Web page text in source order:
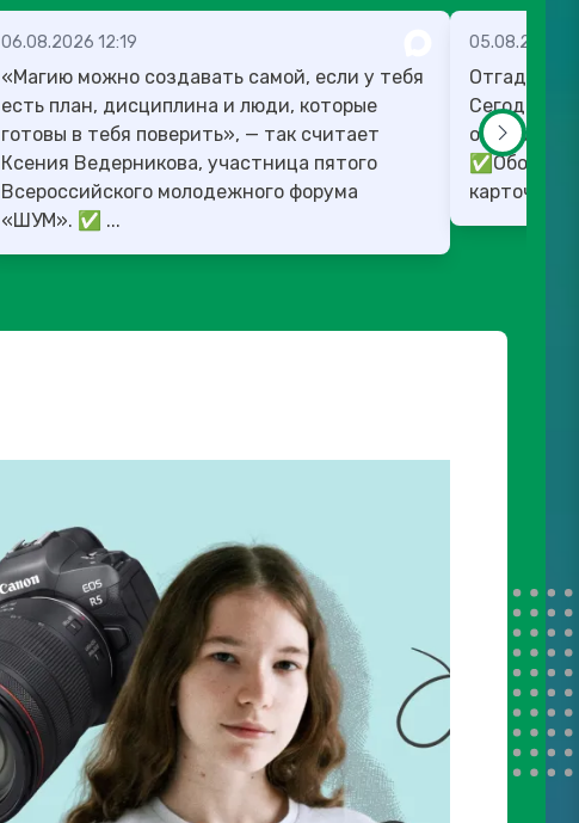
06.08.2026 12:19
«Магию можно создавать самой, если у тебя
есть план, дисциплина и люди, которые
готовы в тебя поверить», — так считает
Ксения Ведерникова, участница пятого
Всероссийского молодежного форума
«ШУМ». ✅ ...
05.08.2026
Отгадка к
Сегодня
оспорить
✅Обо
карточках.